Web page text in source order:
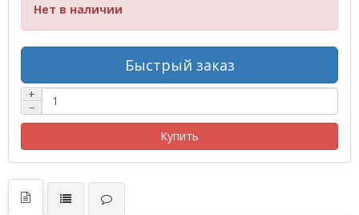
Нет в наличии
Быстрый заказ
+
−
Купить